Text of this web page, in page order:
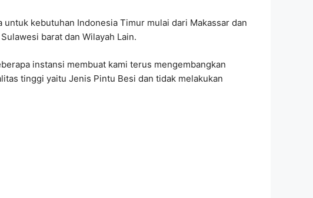
kebutuhan Indonesia Timur mulai dari Makassar dan
barat dan Wilayah Lain.
instansi membuat kami terus mengembangkan
tinggi yaitu Jenis Pintu Besi dan tidak melakukan